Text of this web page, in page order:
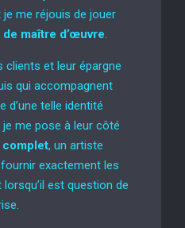
me réjouis de jouer
maître d’œuvre.
clients et leur épargne
qui accompagnent
d’une telle identité
me pose à leur côté
complet, un artiste
exactement les
lorsqu’il est question de